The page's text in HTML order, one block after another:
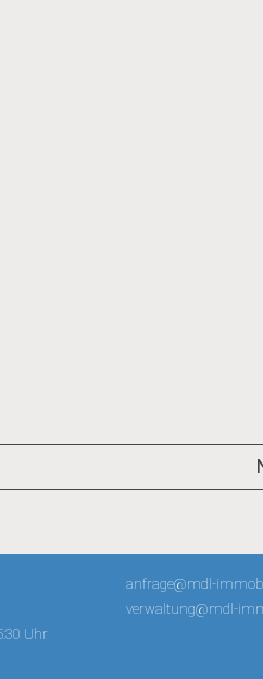
Uhr
anfrage@mdl-
verwaltung@mdl-